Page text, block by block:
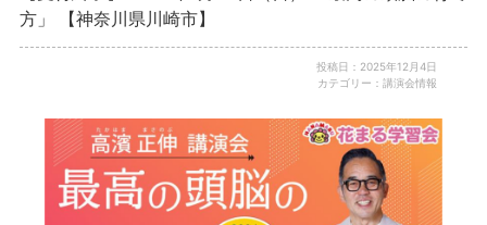
方」 【神奈川県川崎市】
投稿日：2025年12月4日
カテゴリー：講演会情報